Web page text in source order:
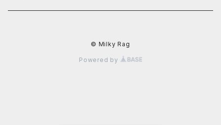
© Milky Rag
Powered by